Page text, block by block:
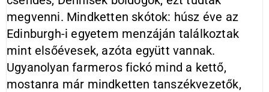
megvenni. Mindketten skótok: húsz éve az
Edinburgh-i egyetem menzáján találkoztak
mint elsőévesek, azóta együtt vannak.
Ugyanolyan farmeros fickó mind a kettő,
mostanra már mindketten tanszékvezetők,